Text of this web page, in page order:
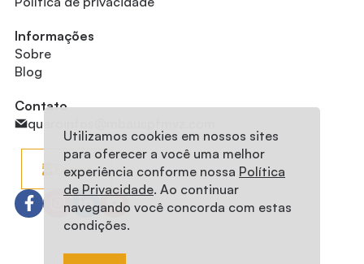
Utilizamos cookies em nossos sites
para oferecer a você uma melhor
experiência conforme nossa Política
de Privacidade. Ao continuar
navegando você concorda com estas
condições.
Informações
Sobre
Blog
Contato
queroinfos@mbauspfmvz.com
Entrar